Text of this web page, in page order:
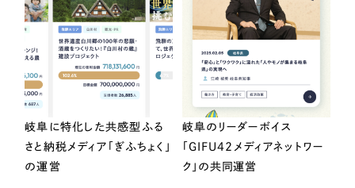
岐阜に特化した共感型ふる
さと納税メディア「ぎふちょく」
の運営
岐阜のリーダーボイス
「GIFU42メディアネットワー
ク」の共同運営